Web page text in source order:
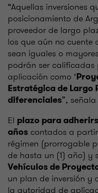
“Aquellas inversiones
posicionamiento de
proveedor de largo
los que aún no
sean iguales o
podrán ser
aplicación como ‘
Estratégica de Largo
diferenciales”, señala
El plazo para
años contados a
régimen (prorrogable
de hasta un (1) año) y
Vehículos de
un plan de inversión
la autoridad de